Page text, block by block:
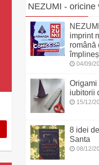
NEZUMI - oricine
imprint
română
04/09/
Origami
iubitorii
15/12/
8 idei
Santa
08/12/